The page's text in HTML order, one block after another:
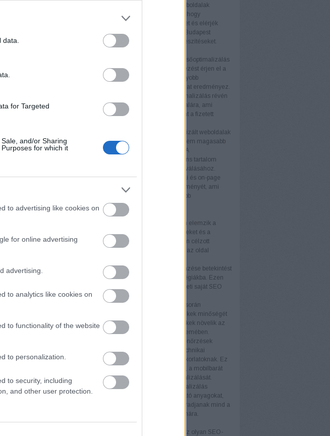
for Targeted
and/or Sharing
for which it
to advertising like cookies on
for online advertising
advertising.
to analytics like cookies on
to functionality of the website
to personalization.
to security, including
and other user protection.
A nagyvállalati weboldalak
komplex SEO stratégiákat igényelnek, hogy
hatékonyan növeljék online jelenlétüket és elérjék
üzleti céljaikat. A keresőoptimalizálás Budapest
szolgáltatás támogatja ezeket az erőfeszítéseket.
A keresőoptimalizálás
célja, hogy weboldala magasabb helyezést érjen el a
keresőmotorok találati listáján. Ez nagyobb
láthatóságot és több organikus forgalmat eredményez.
A keresőoptimalizálás révén
több organikus látogató érkezik az oldalára, ami
hosszú távon költséghatékonyabb, mint a fizetett
Az optimalizált weboldalak
nemcsak több látogatót vonzanak, hanem magasabb
konverziós arányt is eredményeznek. A
felhasználóbarát kialakítás és a releváns tartalom
hozzájárulnak a látogatók vásárlókká válásához.
Javított felhasználói élmény
A technikai és on-page
SEO javítja a weboldal felhasználói élményét, ami
hosszabb látogatási időt és alacsonyabb
visszafordulási arányt eredményez.
Módszerek
Az SEO-auditok átfogóan elemzik a
weboldal állapotát, feltárva az erősségeket és a
javítandó területeket. Az auditok alapján célzott
javításokat végezhet, amelyek növelik az oldal
VersenyelemzésA versenytársak elemzése betekintést
nyújt a piaci trendekbe és sikeres stratégiákba. Ezen
információk felhasználásával fejlesztheti saját SEO
stratégiáját és versenyelőnyhöz juthat.
Backlink elemzés
A backlink elemzés során
megvizsgáljuk a weboldalra mutató linkek minőségét
és mennyiségét. A kiváló minőségű linkek növelik az
oldal hitelességét a keresőmotorok szemében.
A technikai ellenőrzések
biztosítják, hogy a weboldal minden technikai
szempontja megfeleljen a legjobb gyakorlatoknak. Ez
magában foglalja a betöltési sebesség, a mobilbarát
kialakítás és az indexelhetőség optimalizálását.
Tartalomoptimalizálás
A tartalomoptimalizálás
folyamatosan javítja az oldalon található anyagokat,
hogy azok relevánsak és vonzóak maradjanak mind a
látogatók, mind a keresőmotorok számára.
Technológiák
Az olyan SEO-